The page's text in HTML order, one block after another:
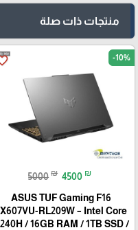
منتجات ذات صلة
-10%
5000 ₪ 4500 ₪
ASUS TUF Gaming F16
RL209W – Intel Core
/ 16GB RAM / 1TB SSD /